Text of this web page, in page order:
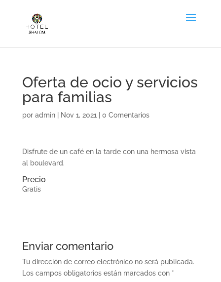
Oferta de ocio y servicios
para familias
por admin| Nov 1, 2021 0 Comentarios
Disfrute de un café en la tarde con una hermosa vista
al boulevard.
Precio
Gratis
Enviar comentario
Tu dirección de correo electrónico no será publicada.
Los campos obligatorios están marcados con *